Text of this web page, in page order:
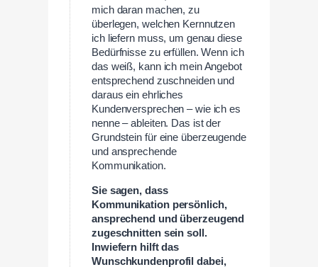
mich daran machen, zu
überlegen, welchen Kernnutzen
ich liefern muss, um genau diese
Bedürfnisse zu erfüllen. Wenn ich
das weiß, kann ich mein Angebot
entsprechend zuschneiden und
daraus ein ehrliches
Kundenversprechen – wie ich es
nenne – ableiten. Das ist der
Grundstein für eine überzeugende
und ansprechende
Kommunikation.
Sie sagen, dass
Kommunikation persönlich,
ansprechend und überzeugend
zugeschnitten sein soll.
Inwiefern hilft das
Wunschkundenprofil dabei,